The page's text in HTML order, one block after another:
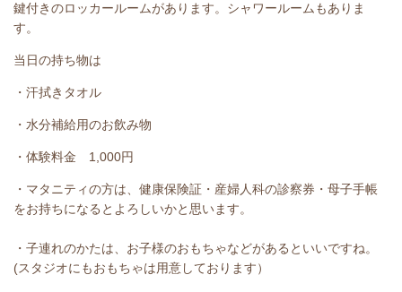
鍵付きのロッカールームがあります。シャワールームもありま
す。
当日の持ち物は
・汗拭きタオル
・水分補給用のお飲み物
・体験料金 1,000円
・マタニティの方は、健康保険証・産婦人科の診察券・母子手帳
をお持ちになるとよろしいかと思います。
・子連れのかたは、お子様のおもちゃなどがあるといいですね。
(スタジオにもおもちゃは用意しております）